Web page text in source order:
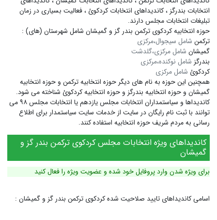
انتخابات بندرگز ،کاندیداهای انتخابات کردکوئ ،فعالیت بسیاری در زمان
تبلیغات انتخابات مجلس دارند.
حوزه انتخابیه کردکوی ترکمن بندر گز و گمیشان شامل شهرستان (های) :
ترکمن شامل سیجوال،مرکزی
گمیشان شامل مرکزی،گلدشت
بندرگز شامل نوکنده،مرکزی
کردکوئ شامل مرکزی
همچنین این حوزه به نام های دیگر حوزه انتخابیه ترکمن و حوزه انتخابیه
گمیشان و حوزه انتخابیه بندرگز و حوزه انتخابیه کردکوئ شناخته می شود.
کاندیداها و سیاستمداران انتخابات مجلس یازدهم یا انتخابات مجلس ۹۸ می
توانند با ثبت نام رایگان در سایت از خدمات سایت سیاستمدار برای اطلاع
رسانی به مردم شریف حوزه انتخابیه استفاده کنند.
کاندیداهای ویژه انتخابات مجلس کردکوی ترکمن بندر گز و
گمیشان
برای ویژه شدن وارد پروفایل خود شده و عضویت ویژه را فعال کنید
اسامی کاندیداهای تایید صلاحیت شده کردکوی ترکمن بندر گز و گمیشان :